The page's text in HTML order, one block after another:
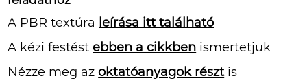
A PBR textúra leírása itt található
A kézi festéstebben a cikkben ismertetjük
Nézze meg azoktatóanyagok résztis